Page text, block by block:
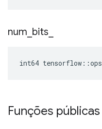
num bits
int64 tensorflow ::ops
Funções públicas